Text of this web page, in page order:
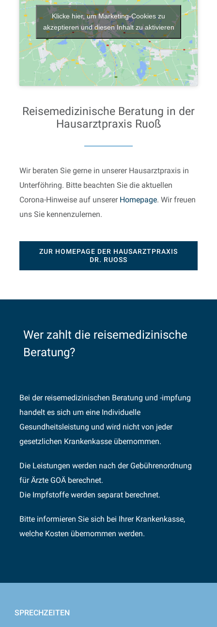
Klicke hier, um Marketing-Cookies zu
akzeptieren und diesen Inhalt zu aktivieren
Reisemedizinische Beratung in der
Hausarztpraxis Ruoß
Wir beraten Sie gerne in unserer Hausarztpraxis in
Unterföhring. Bitte beachten Sie die aktuellen
Corona-Hinweise auf unserer Homepage. Wir freuen
uns Sie kennenzulernen.
ZUR HOMEPAGE DER HAUSARZTPRAXIS
DR. RUOSS
Wer zahlt die reisemedizinische
Beratung?
Bei der reisemedizinischen Beratung und -impfung
handelt es sich um eine Individuelle
Gesundheitsleistung und wird nicht von jeder
gesetzlichen Krankenkasse übernommen.
Die Leistungen werden nach der Gebührenordnung
für Ärzte GOÄ berechnet.
Die Impfstoffe werden separat berechnet.
Bitte informieren Sie sich bei Ihrer Krankenkasse,
welche Kosten übernommen werden.
SPRECHZEITEN